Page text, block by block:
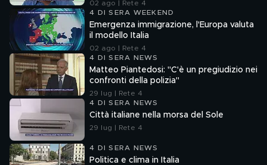
02 ago | Rete 4
4 DI SERA WEEKEND
Emergenza immigrazione, l'Europa valuta
il modello Italia
02 ago | Rete 4
4 DI SERA NEWS
Matteo Piantedosi: "C'è un pregiudizio nei
confronti della polizia"
29 lug | Rete 4
4 DI SERA NEWS
Città italiane nella morsa del Sole
29 lug | Rete 4
4 DI SERA NEWS
Politica e clima in Italia